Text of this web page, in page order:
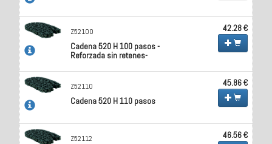
Z52100
Cadena 520 H 100 pasos -
Reforzada sin retenes-
42.28 €
Z52110
Cadena 520 H 110 pasos
45.86 €
Z52112 46.56 €